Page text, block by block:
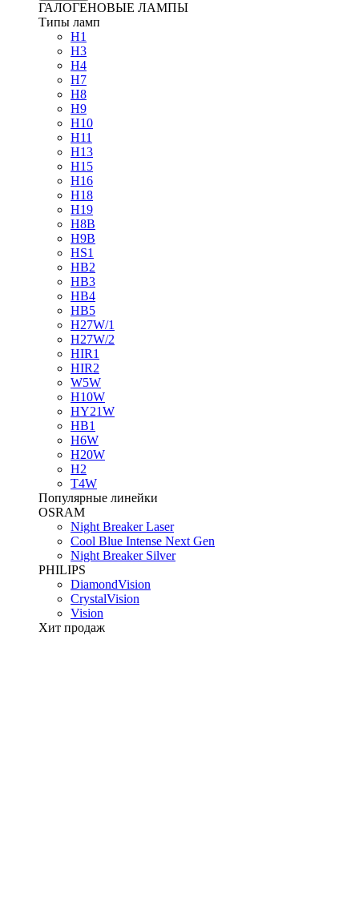
ГАЛОГЕНОВЫЕ ЛАМПЫ
Типы ламп
H1
H3
H4
H7
H8
H9
H10
H11
H13
H15
H16
H18
H19
H8B
H9B
HS1
HB2
HB3
HB4
HB5
H27W/1
H27W/2
HIR1
HIR2
W5W
H10W
HY21W
HB1
H6W
H20W
H2
T4W
Популярные линейки
OSRAM
Night Breaker Laser
Cool Blue Intense Next Gen
Night Breaker Silver
PHILIPS
DiamondVision
CrystalVision
Vision
Хит продаж